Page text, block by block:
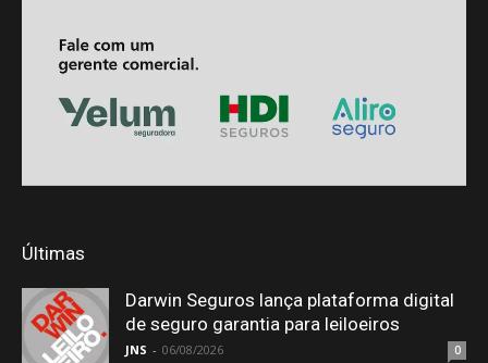
Últimas
Darwin Seguros lança plataforma digital
de seguro garantia para leiloeiros
JNS - 06/08/2026 0